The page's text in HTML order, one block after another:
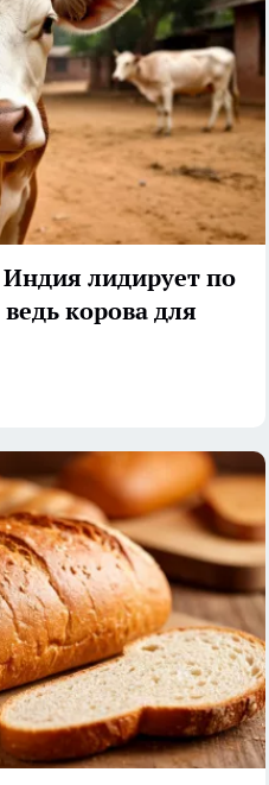
лидирует по
корова для